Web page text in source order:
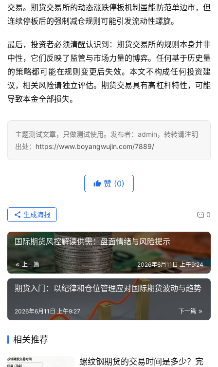
交易。期货交易所的动态涨跌停板机制虽能防范单边市，但
连续停板后的强制减仓规则可能引发流动性螺旋。
最后，投资者必须清醒认识到：期货交易所的规则本身并非
中性，它们反映了监管与市场力量的博弈。任何基于历史量
的策略都可能在规则变更后失效。本文不构成任何投资建
议，相关风险请独立评估。期货交易具有高杠杆特性，可能
导致本金全部损失。
主题测试文章，只做测试使用。发布者：admin，转转请注明
出处： https://www.boyangwujin.com/7889/
赞 (0)
0
生成海报
国际期货风控解读供需：盘面情绪与风险提示
上一篇 2026年6月11日 上午9:24
期货入门：以纪律和仓位管理应对国际期货波动与趋势
下一篇
2026年6月11日 上午9:27
相关推荐
螺纹钢期货的交易时间是多少？完